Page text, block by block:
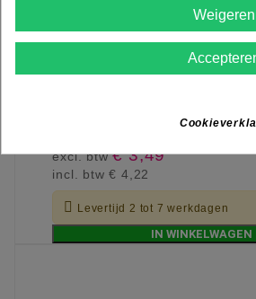
PERMANENTKRULLER KORT
excl. btw€ 3,49
incl. btw€ 4,22
 Levertijd 2 tot 7 werkdagen
IN WINKELWAGEN
Weigeren